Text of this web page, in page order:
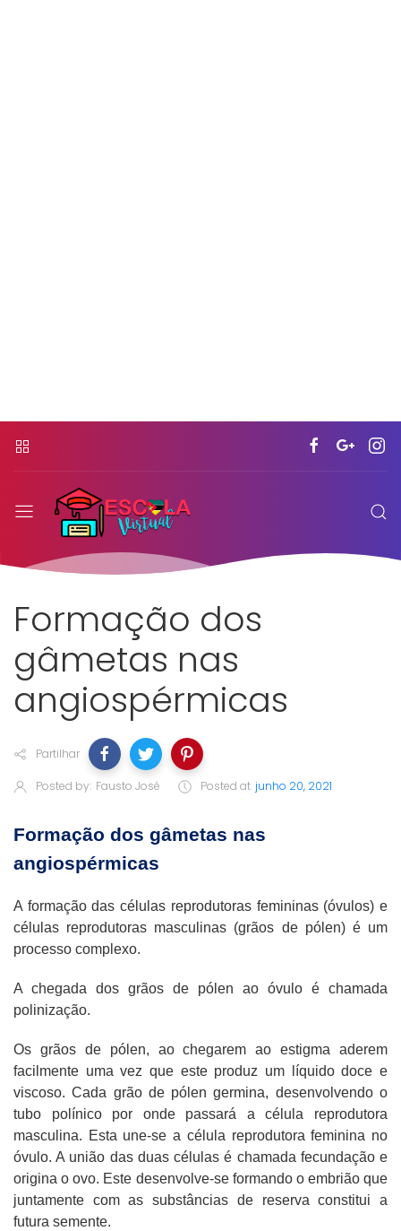
Formação dos
gâmetas nas
angiospérmicas
Partilhar
Posted by: Fausto José Posted at junho 20, 2021
Formação dos gâmetas nas
angiospérmicas
A formação das células reprodutoras femininas (óvulos) e
células reprodutoras masculinas (grãos de pólen) é um
processo complexo.
A chegada dos grãos de pólen ao óvulo é chamada
polinização.
Os grãos de pólen, ao chegarem ao estigma aderem
facilmente uma vez que este produz um líquido doce e
viscoso. Cada grão de pólen germina, desenvolvendo o
tubo polínico por onde passará a célula reprodutora
masculina. Esta une-se a célula reprodutora feminina no
óvulo. A união das duas células é chamada fecundação e
origina o ovo. Este desenvolve-se formando o embrião que
juntamente com as substâncias de reserva constitui a
futura semente.